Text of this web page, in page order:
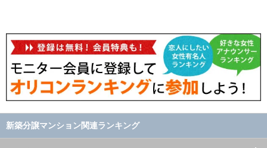
新築分譲マンション関連ランキング